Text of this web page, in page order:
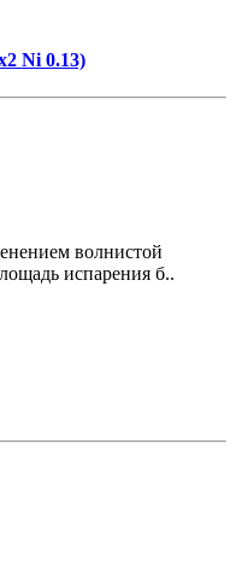
Ni 0.13)
волнистой
испарения б..